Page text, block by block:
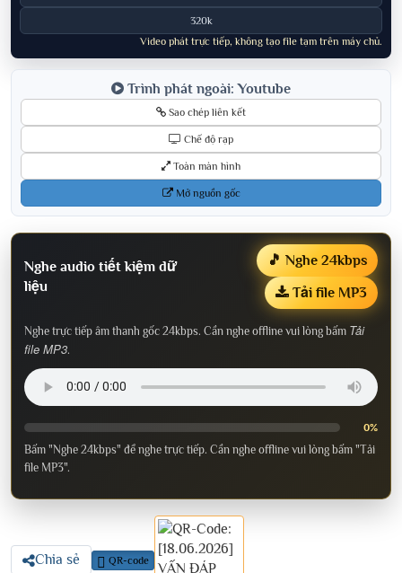
320k
Video phát trực tiếp, không tạo file tạm trên máy chủ.
Trình phát ngoài: Youtube
Sao chép liên kết
Chế độ rạp
Toàn màn hình
Mở nguồn gốc
Nghe audio tiết kiệm dữ
liệu
🎵 Nghe 24kbps
Tải file MP3
Nghe trực tiếp âm thanh gốc 24kbps. Cần nghe offline vui lòng bấm Tải
file MP3.
0%
Bấm "Nghe 24kbps" để nghe trực tiếp. Cần nghe offline vui lòng bấm "Tải
file MP3".
Chia sẻ QR-code